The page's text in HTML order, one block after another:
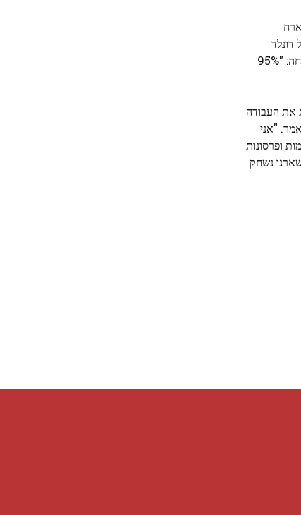
טראמפ ב-2015 ו-2016", אמר ואנס. "עכשיו אני סגן נשיא ארצות הברית בממשל טראמפ". הוא העלה שוב את הכותרת שלו מאוחר יותר בשיחה: "95%
השמועות שלו לריצה לנשיאות ב-2028. "כדי לעשות את העבודה
"אני
ופרסונות
נשחק